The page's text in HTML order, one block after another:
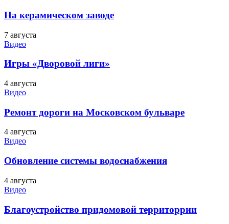
На керамическом заводе
7 августа
Видео
Игры «Дворовой лиги»
4 августа
Видео
Ремонт дороги на Московском бульваре
4 августа
Видео
Обновление системы водоснабжения
4 августа
Видео
Благоустройство придомовой территоррии